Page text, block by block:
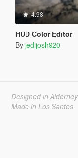
4.98
HUD Color Editor
By jedijosh920
Designed in Alderney
Made in Los Santos